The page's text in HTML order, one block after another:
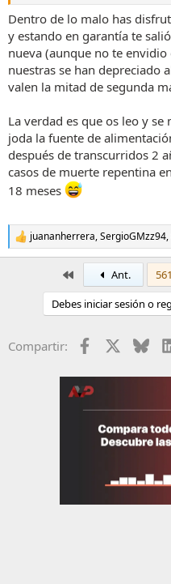
Dentro de lo malo has
y estando en garantía te
nueva (aunque no te
nuestras se han depreciado
valen la mitad de segunda
La verdad es que os leo y
joda la fuente de
después de transcurridos 2
casos de muerte repentina
18 meses
R
e
e
juananherrera,SergioGMzz94,
PrimeroAnt.
Debes iniciar sesión o
Compartir: Facebook